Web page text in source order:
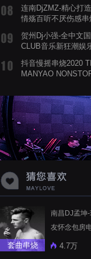
连南DjZMZ-精心打
情殇百听不厌伤感串
贺州Dj小强-全中文
CLUB音乐新狂潮娱
抖音慢摇串烧2020
MANYAO
蝉爸爸妈妈爱存在
声音啊
套曲串烧
南昌DJ孟坤
友怀念包房
4.7万